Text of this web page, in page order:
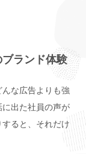
ランド体験
な広告よりも強
出た社員の声が
ると、それだけ